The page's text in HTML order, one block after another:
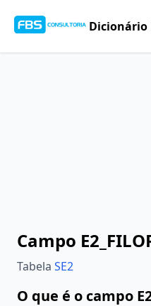
Dicionário
Campo
Tabela SE2
O que é o campo